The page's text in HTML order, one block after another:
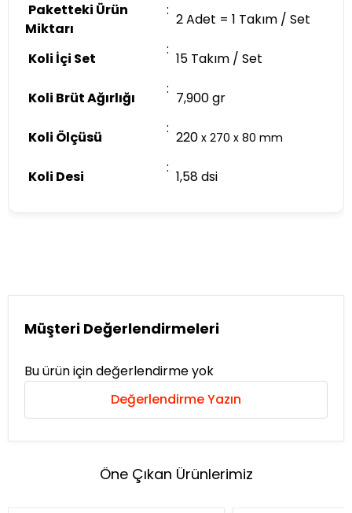
Paketteki Ürün
Miktarı
:
2 Adet = 1 Takım / Set
Koli İçi Set
:
15 Takım / Set
Koli Brüt Ağırlığı
:
7,900 gr
Koli Ölçüsü
:
220 x 270 x 80 mm
Koli Desi
:
1,58 dsi
Müşteri Değerlendirmeleri
Bu ürün için değerlendirme yok
Değerlendirme Yazın
Öne Çıkan Ürünlerimiz